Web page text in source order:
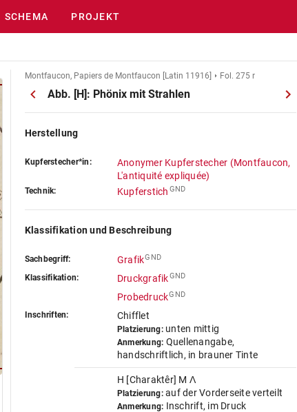
SCHEMA PROJEKT
Montfaucon, Papiers de Montfaucon [Latin 11916] Fol. 275 r
Abb. [H]: Phönix mit Strahlen
Herstellung
Kupferstecher*in:
Anonymer Kupferstecher (Montfaucon,
L'antiquité expliquée)
Technik: Kupferstich GND
Klassifikation und Beschreibung
Sachbegriff: GrafikGND
Klassifikation: DruckgrafikGND
ProbedruckGND
Inschriften: Chifflet
Platzierung:unten mittig
Anmerkung: Quellenangabe,
handschriftlich, in brauner Tinte
H [Charaktêr] M Λ
Platzierung:auf der Vorderseite verteilt
Anmerkung: Inschrift, im Druck